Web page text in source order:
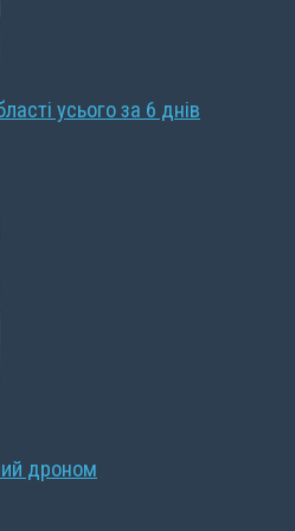
усього за 6 днів
дроном